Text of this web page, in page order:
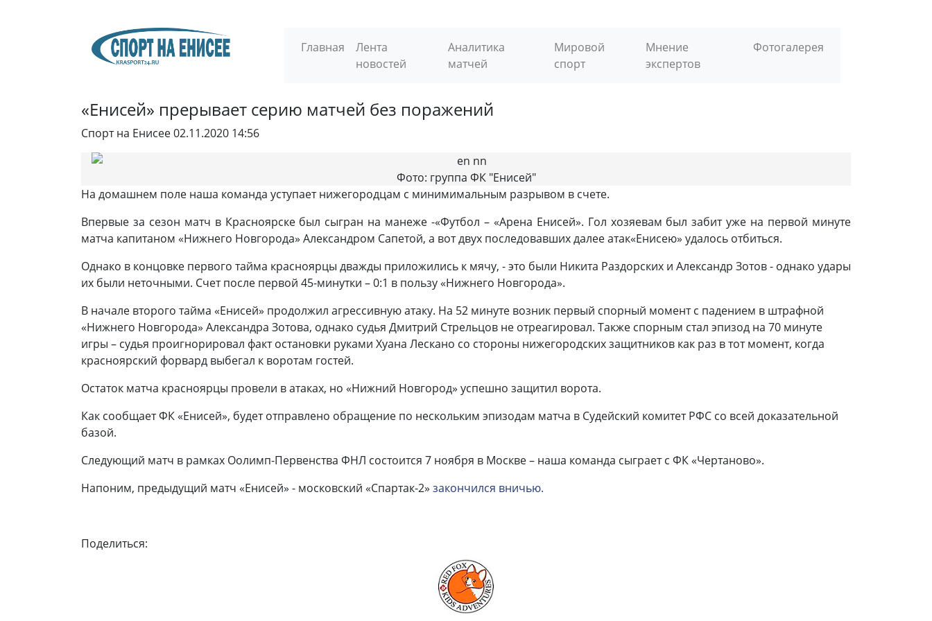
Главная
Лента
новостей
Аналитика
матчей
Мировой
спорт
Мнение
экспертов
Фотогалерея
«Енисей» прерывает серию матчей без поражений
Спорт на Енисее02.11.2020 14:56
Фото: группа ФК "Енисей"
На домашнем поле наша команда уступает нижегородцам с минимимальным разрывом в счете.
Впервые за сезон матч в Красноярске был сыгран на манеже -«Футбол – «Арена Енисей». Гол хозяевам был забит уже на первой минуте
матча капитаном «Нижнего Новгорода» Александром Сапетой, а вот двух последовавших далее атак«Енисею» удалось отбиться.
Однако в концовке первого тайма красноярцы дважды приложились к мячу, - это были Никита Раздорских и Александр Зотов - однако удары
их были неточными. Счет после первой 45-минутки – 0:1 в пользу «Нижнего Новгорода».
В начале второго тайма «Енисей» продолжил агрессивную атаку. На 52 минуте возник первый спорный момент с падением в штрафной
«Нижнего Новгорода» Александра Зотова, однако судья Дмитрий Стрельцов не отреагировал. Также спорным стал эпизод на 70 минуте
игры – судья проигнорировал факт остановки руками Хуана Лескано со стороны нижегородских защитников как раз в тот момент, когда
красноярский форвард выбегал к воротам гостей.
Остаток матча красноярцы провели в атаках, но «Нижний Новгород» успешно защитил ворота.
Как сообщает ФК «Енисей», будет отправлено обращение по нескольким эпизодам матча в Судейский комитет РФС со всей доказательной
базой.
Следующий матч в рамках Оолимп-Первенства ФНЛ состоится 7 ноября в Москве – наша команда сыграет с ФК «Чертаново».
Напоним, предыдущий матч «Енисей» - московский «Спартак-2» закончился вничью.
Поделиться: